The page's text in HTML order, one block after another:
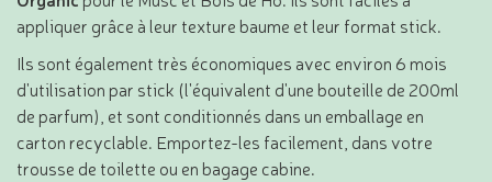
appliquer grâce à leur texture baume et leur format stick.
Ils sont également très économiques avec environ 6 mois
d'utilisation par stick (l'équivalent d'une bouteille de 200ml
de parfum), et sont conditionnés dans un emballage en
carton recyclable. Emportez-les facilement, dans votre
trousse de toilette ou en bagage cabine.